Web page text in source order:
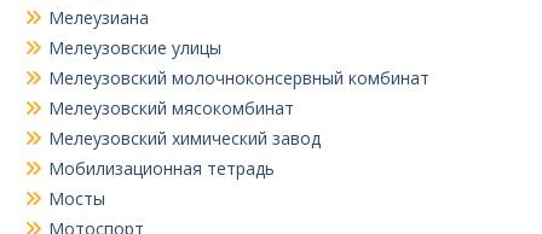
Мелеузиана
Мелеузовские улицы
Мелеузовский молочноконсервный комбинат
Мелеузовский мясокомбинат
Мелеузовский химический завод
Мобилизационная тетрадь
Мосты
Мотоспорт